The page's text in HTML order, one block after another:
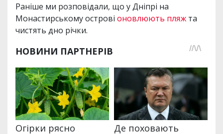
Раніше ми розповідали, що у Дніпрі на
Монастирському острові оновлюють пляж та
чистять дно річки.